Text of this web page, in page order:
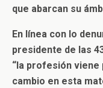
que abarcan su
En línea con lo
presidente de las
“la profesión
cambio en esta